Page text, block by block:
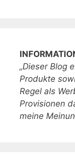
„Dieser Blog
Produkte
Regel als
Provisionen
meine